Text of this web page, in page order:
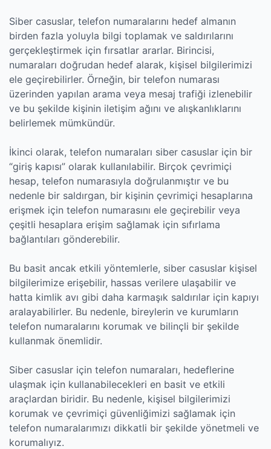
Siber casuslar, telefon numaralarını hedef almanın
birden fazla yoluyla bilgi toplamak ve saldırılarını
gerçekleştirmek için fırsatlar ararlar. Birincisi,
numaraları doğrudan hedef alarak, kişisel bilgilerimizi
ele geçirebilirler. Örneğin, bir telefon numarası
üzerinden yapılan arama veya mesaj trafiği izlenebilir
ve bu şekilde kişinin iletişim ağını ve alışkanlıklarını
belirlemek mümkündür.
İkinci olarak, telefon numaraları siber casuslar için bir
“giriş kapısı” olarak kullanılabilir. Birçok çevrimiçi
hesap, telefon numarasıyla doğrulanmıştır ve bu
nedenle bir saldırgan, bir kişinin çevrimiçi hesaplarına
erişmek için telefon numarasını ele geçirebilir veya
çeşitli hesaplara erişim sağlamak için sıfırlama
bağlantıları gönderebilir.
Bu basit ancak etkili yöntemlerle, siber casuslar kişisel
bilgilerimize erişebilir, hassas verilere ulaşabilir ve
hatta kimlik avı gibi daha karmaşık saldırılar için kapıyı
aralayabilirler. Bu nedenle, bireylerin ve kurumların
telefon numaralarını korumak ve bilinçli bir şekilde
kullanmak önemlidir.
Siber casuslar için telefon numaraları, hedeflerine
ulaşmak için kullanabilecekleri en basit ve etkili
araçlardan biridir. Bu nedenle, kişisel bilgilerimizi
korumak ve çevrimiçi güvenliğimizi sağlamak için
telefon numaralarımızı dikkatli bir şekilde yönetmeli ve
korumalıyız.